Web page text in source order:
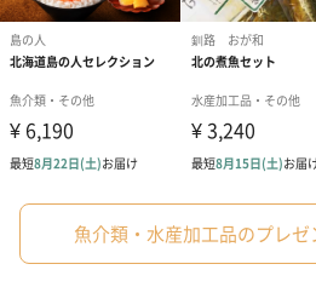
魚介類・水産加工品のプレ